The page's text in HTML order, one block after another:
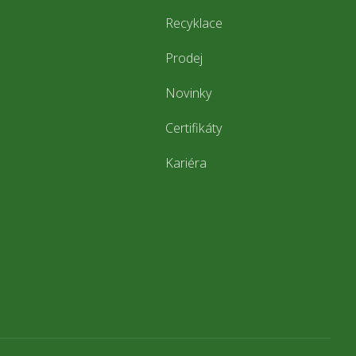
Recyklace
Prodej
Novinky
Certifikáty
Kariéra